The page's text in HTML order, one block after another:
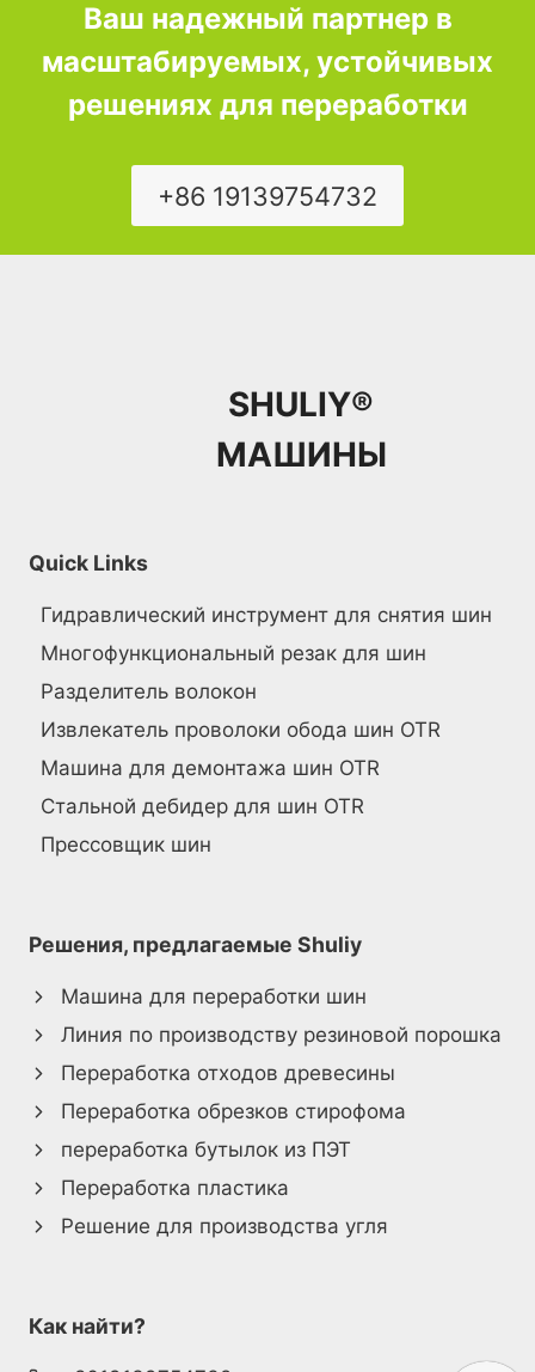
Ваш надежный партнер в
масштабируемых, устойчивых
решениях для переработки
+86 19139754732
SHULIY®
МАШИНЫ
Quick Links
Гидравлический инструмент для снятия шин
Многофункциональный резак для шин
Разделитель волокон
Извлекатель проволоки обода шин OTR
Машина для демонтажа шин OTR
Стальной дебидер для шин OTR
Прессовщик шин
Решения, предлагаемые Shuliy
Машина для переработки шин
Линия по производству резиновой порошка
Переработка отходов древесины
Переработка обрезков стирофома
переработка бутылок из ПЭТ
Переработка пластика
Решение для производства угля
Как найти?